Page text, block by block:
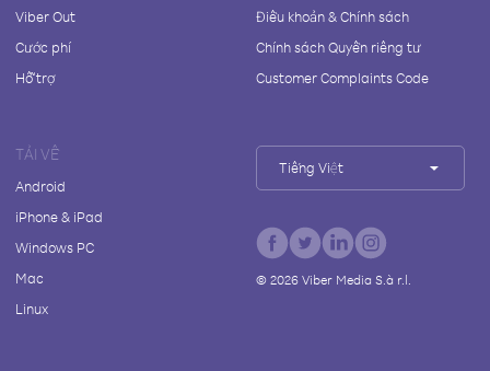
Viber Out
Cước phí
Hỗ trợ
Điều khoản & Chính sách
Chính sách Quyền riêng tư
Customer Complaints Code
TẢI VỀ
Android
iPhone & iPad
Windows PC
Mac
Linux
Tiếng Việt
© 2026Viber Media S.à r.l.